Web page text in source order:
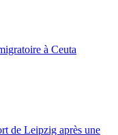
à Ceuta
de Leipzig après une